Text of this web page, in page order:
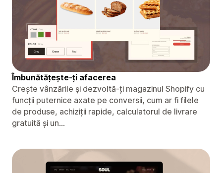
Îmbunătățește-ți afacerea
Crește vânzările și dezvoltă-ți magazinul Shopify cu
funcții puternice axate pe conversii, cum ar fi filele
de produse, achiziții rapide, calculatorul de livrare
gratuită și un...